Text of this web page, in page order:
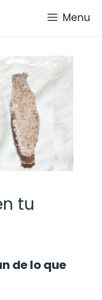
Menu
tu
de lo que